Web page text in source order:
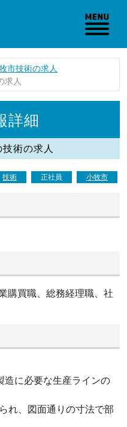
市技術の求人
求人
詳細
術の求人
技術 正社員 小牧市
買職、総務経理職、社
造に必要な生産ラインの
れ、図面通りの寸法で部